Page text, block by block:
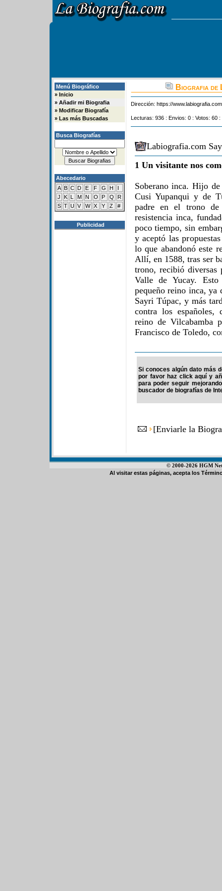
Menú Biográfico
» Inicio
» Añadir mi Biografia
» Modificar Biografía
» Las más Buscadas
Busca Biografías
Abecedario
A B C D E F G H
I
J
K L M N O P Q
R
S T U V W X Y Z #
Publicidad
Biografia de
Dirección: https://
Lecturas: 936 : Envios: 0 : Votos: 60
Labiografia.com
1 Un visitante nos
Soberano inca. Hijo
Cusi Yupanqui y de
padre en el trono
resistencia inca,
poco tiempo, sin
y aceptó las
lo que abandonó este
Allí, en 1588, tras ser
trono, recibió diversas
Valle de Yucay.
pequeño reino inca, ya
Sayri Túpac, y más
contra los
reino de Vilcabamba
Francisco de Toledo,
Si conoces algún dato más
por favor haz click aquí y
para poder seguir
buscador de biografías de
[Enviarle la
© 2000-2026 HGM
Al visitar estas páginas, acepta los